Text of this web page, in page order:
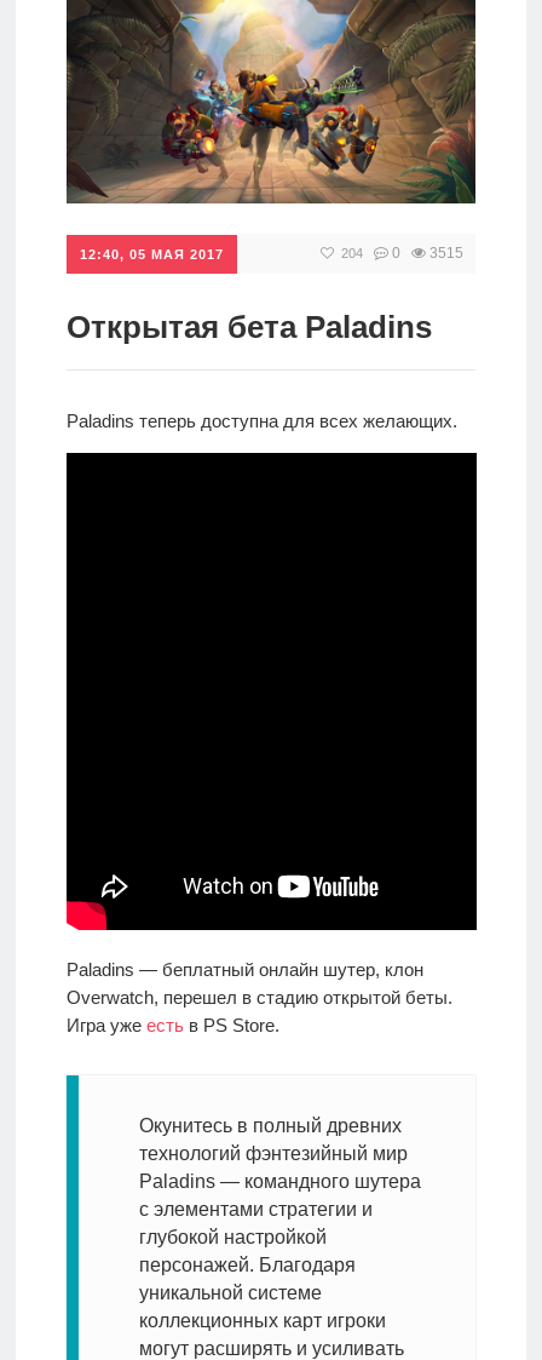
игры
Мобильное
Культовые
12:40, 05 МАЯ 2017 204 0 3515
Открытая бета Paladins
Paladins теперь доступна для всех желающих.
Paladins — беплатный онлайн шутер, клон
Overwatch, перешел в стадию открытой беты.
Игра уже естьв PS Store.
Окунитесь в полный древних
технологий фэнтезийный мир
Paladins — командного шутера
с элементами стратегии и
глубокой настройкой
персонажей. Благодаря
уникальной системе
коллекционных карт игроки
могут расширять и усиливать